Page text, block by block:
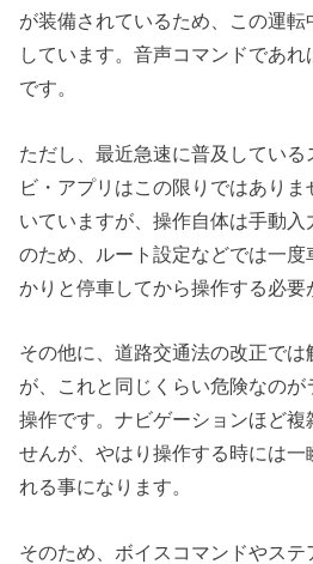
が装備されているため、この運
しています。音声コマンドであ
です。
ただし、最近急速に普及している
ビ・アプリはこの限りではあり
いていますが、操作自体は手動
のため、ルート設定などでは一度
かりと停車してから操作する必要
その他に、道路交通法の改正では
が、これと同じくらい危険なの
操作です。ナビゲーションほど複
せんが、やはり操作する時には
れる事になります。
そのため、ボイスコマンドやス